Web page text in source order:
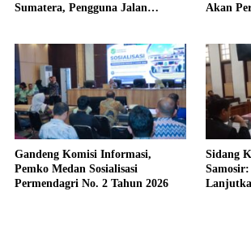
Sumatera, Pengguna Jalan
Akan
Gandeng Komisi Informasi,
Pemko Medan Sosialisasi
Permendagri No. 2 Tahun 2026
Sidang